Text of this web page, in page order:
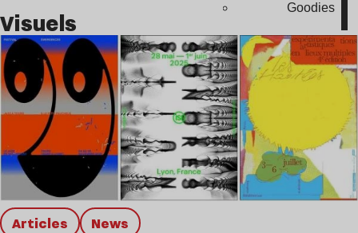
Goodies
visuels
Articles news